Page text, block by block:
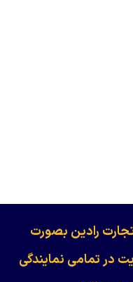
رادین بصورت
در تمامی نمایندگی